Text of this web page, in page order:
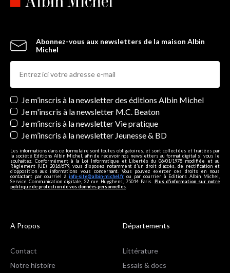
Abonnez-vous aux newsletters de la maison Albin
Michel
Newsletters
Je m’inscris à la newsletter des éditions Albin Michel
Je m'inscris à la newsletter M.C. Beaton
Je m’inscris à la newsletter Vie pratique
Je m’inscris à la newsletter Jeunesse & BD
Les informations dans ce formulaire sont toutes obligatoires, et sont collectées et traitées par
la société Editions Albin Michel, afin de recevoir nos newsletters au format digital si vous le
souhaitez. Conformément à la Loi Informatique et Libertés du 06/01/1978 modifiée et au
Règlement (UE) 2016/679, vous disposez notamment d'un droit d'accès, de rectification et
d’opposition aux informations vous concernant. Vous pouvez exercer ces droits en nous
contactant par courriel à info-site@albin-michel.fr ou par courrier à Editions Albin Michel,
Service Communication digitale, 22 rue Huyghens, 75014 Paris. Plus d’information sur notre
politique de protection de vos données personnelles
A Propos
Contact
Notre histoire
Départements
Littérature
Essais & docs